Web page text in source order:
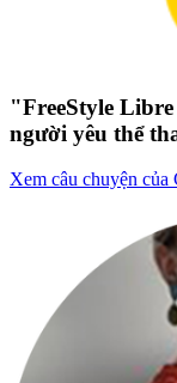
"FreeStyle
người yêu thể
Xem câu chuyện của